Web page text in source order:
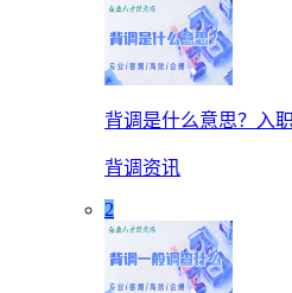
背调是什么意思？入
背调资讯
2